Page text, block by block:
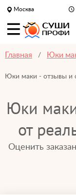
Москва
Главная Юки
Юки маки - отзывы и
Юки
от
Оценить